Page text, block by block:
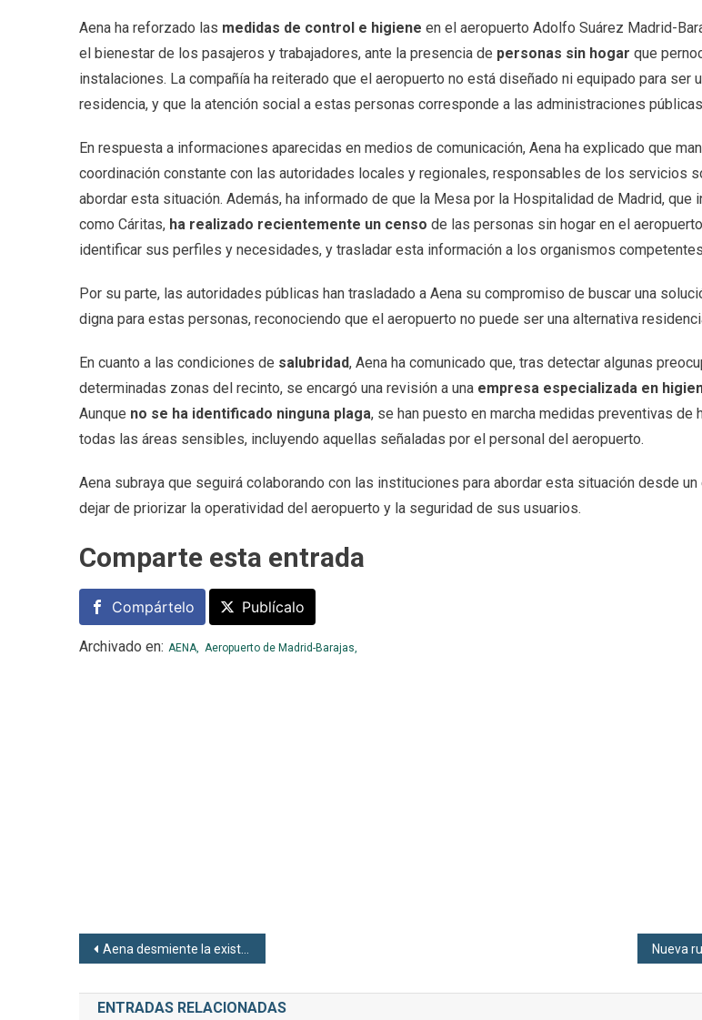
Aena ha reforzado las medidas de control e higiene en el aeropuerto Adolfo Suárez Madrid-
el bienestar de los pasajeros y trabajadores, ante la presencia de personas sin hogar que
instalaciones. La compañía ha reiterado que el aeropuerto no está diseñado ni equipado para ser
residencia, y que la atención social a estas personas corresponde a las administraciones
En respuesta a informaciones aparecidas en medios de comunicación, Aena ha explicado que
coordinación constante con las autoridades locales y regionales, responsables de los servicios
abordar esta situación. Además, ha informado de que la Mesa por la Hospitalidad de Madrid, que
como Cáritas, ha realizado recientemente un censo de las personas sin hogar en el
identificar sus perfiles y necesidades, y trasladar esta información a los organismos
Por su parte, las autoridades públicas han trasladado a Aena su compromiso de buscar una
digna para estas personas, reconociendo que el aeropuerto no puede ser una alternativa
En cuanto a las condiciones de salubridad, Aena ha comunicado que, tras detectar algunas
determinadas zonas del recinto, se encargó una revisión a una empresa especializada en
Aunque no se ha identificado ninguna plaga, se han puesto en marcha medidas preventivas de
todas las áreas sensibles, incluyendo aquellas señaladas por el personal del aeropuerto.
Aena subraya que seguirá colaborando con las instituciones para abordar esta situación desde
dejar de priorizar la operatividad del aeropuerto y la seguridad de sus usuarios.
Comparte esta entrada
Compártelo Publícalo
Archivado en: AENA, Aeropuerto de Madrid-Barajas,
Navegación de entradas
Aena desmiente la existencia de una plaga de insectos en la T4 del aeropuerto de Barajas
ENTRADAS RELACIONADAS